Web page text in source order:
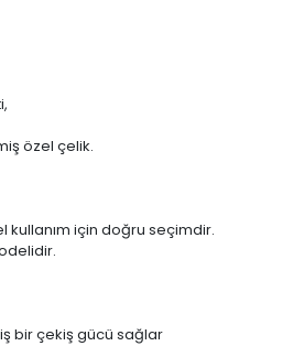
özel çelik.
kullanım için doğru seçimdir.
bir çekiş gücü sağlar